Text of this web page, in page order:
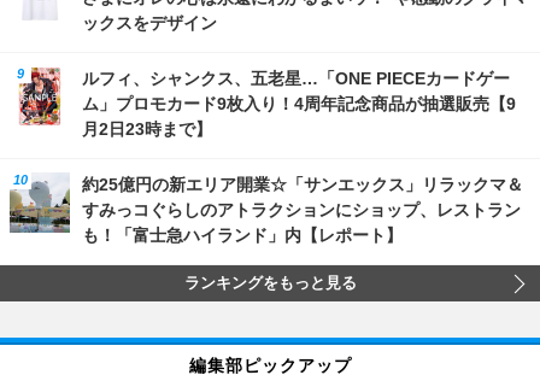
ックスをデザイン
ルフィ、シャンクス、五老星…「ONE PIECEカードゲー
ム」プロモカード9枚入り！4周年記念商品が抽選販売【9
月2日23時まで】
約25億円の新エリア開業☆「サンエックス」リラックマ＆
すみっコぐらしのアトラクションにショップ、レストラン
も！「富士急ハイランド」内【レポート】
ランキングをもっと見る
編集部ピックアップ